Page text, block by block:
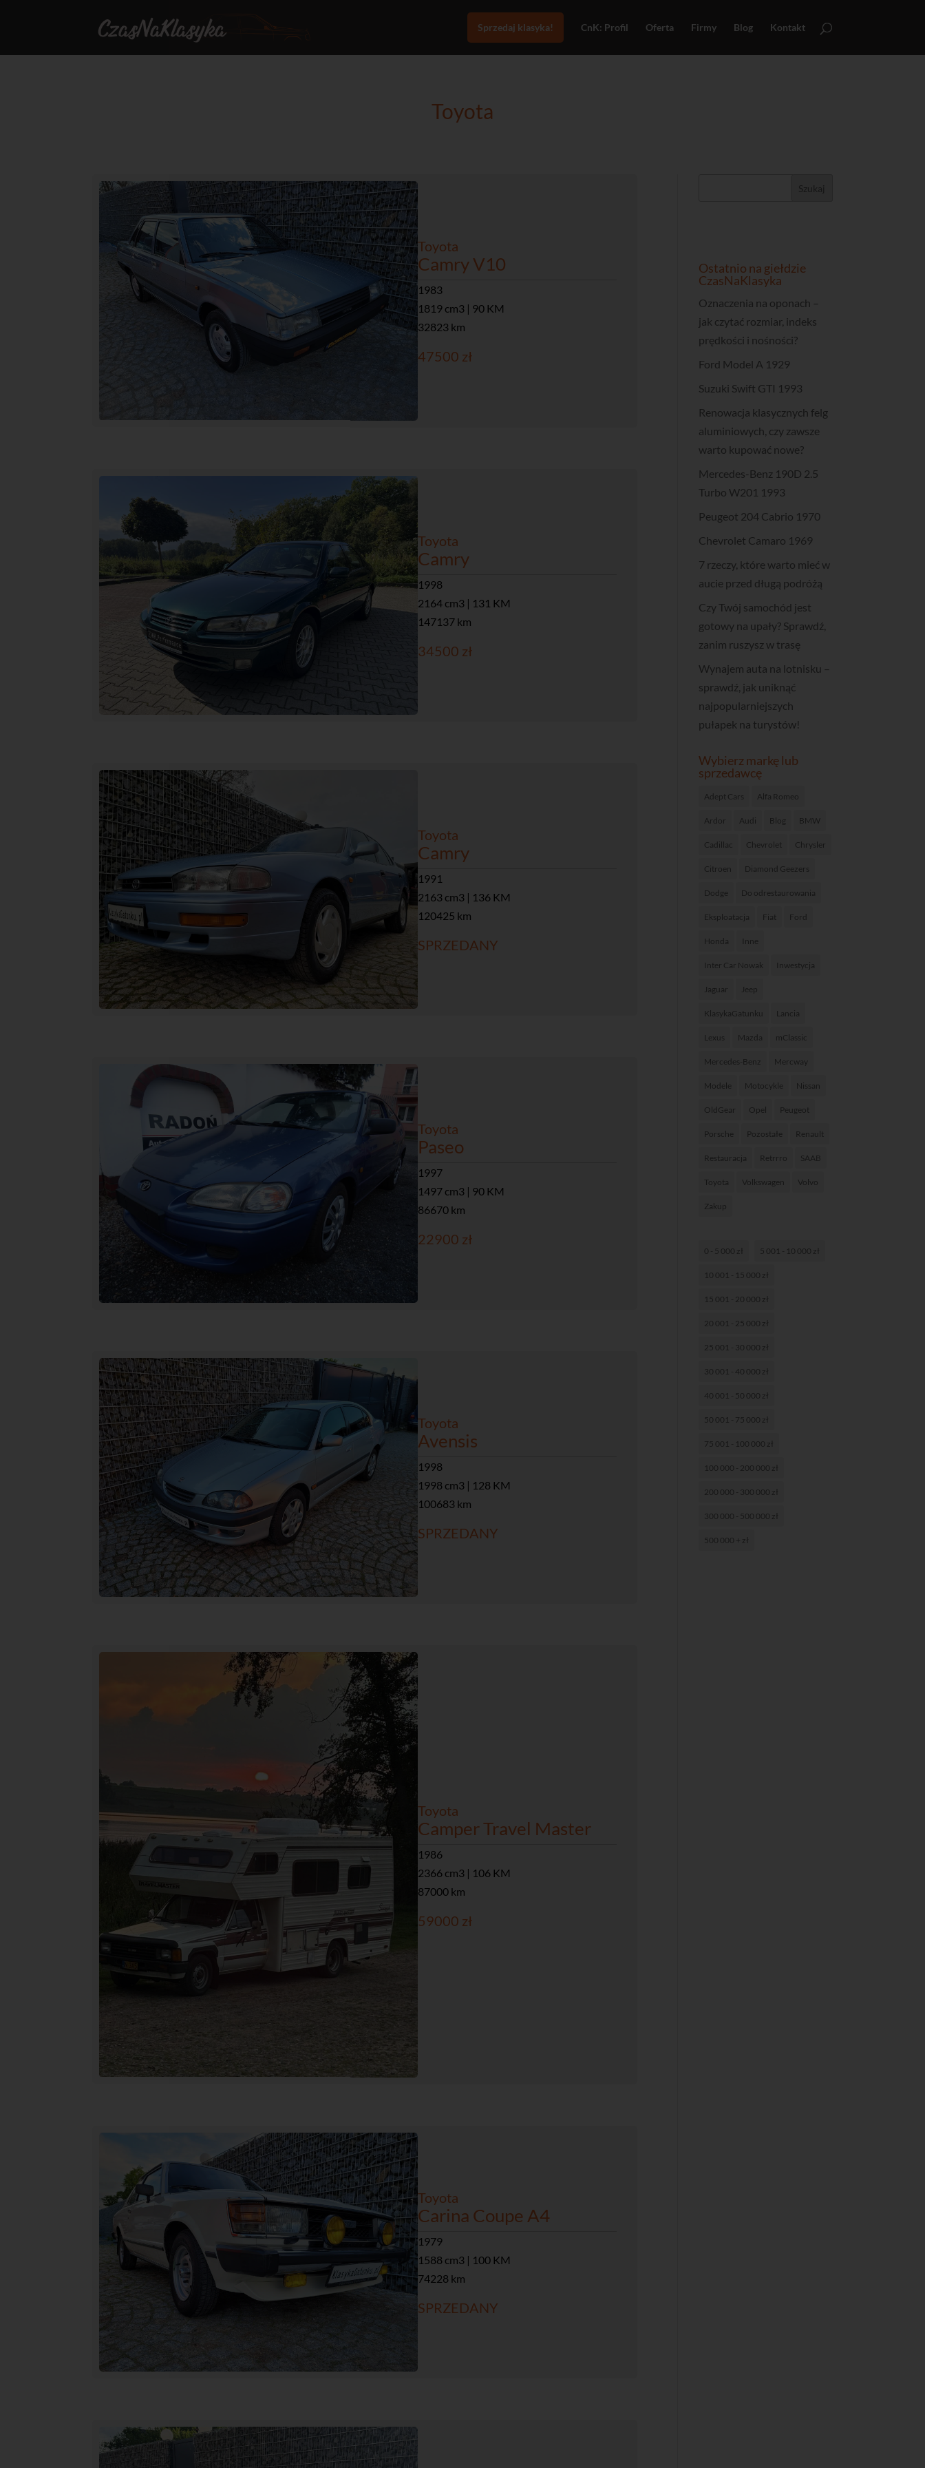
Sprzedaj klasyka! CnK: Profil Oferta Firmy Blog Kontakt
Toyota
Toyota
Camry V10
1983
1819 cm3 | 90 KM
32823 km
47500 zł
Toyota
Camry
1998
2164 cm3 | 131 KM
147137 km
34500 zł
Toyota
Camry
1991
2163 cm3 | 136 KM
120425 km
SPRZEDANY
Toyota
Paseo
1997
1497 cm3 | 90 KM
86670 km
22900 zł
Toyota
Avensis
1998
1998 cm3 | 128 KM
100683 km
SPRZEDANY
Toyota
Camper Travel Master
1986
2366 cm3 | 106 KM
87000 km
59000 zł
Toyota
Carina Coupe A4
1979
1588 cm3 | 100 KM
74228 km
SPRZEDANY
Ostatnio na giełdzie
CzasNaKlasyka
Oznaczenia na oponach –
jak czytać rozmiar, indeks
prędkości i nośności?
Ford Model A 1929
Suzuki Swift GTI 1993
Renowacja klasycznych felg
aluminiowych, czy zawsze
warto kupować nowe?
Mercedes-Benz 190D 2.5
Turbo W201 1993
Peugeot 204 Cabrio 1970
Chevrolet Camaro 1969
7 rzeczy, które warto mieć w
aucie przed długą podróżą
Czy Twój samochód jest
gotowy na upały? Sprawdź,
zanim ruszysz w trasę
Wynajem auta na lotnisku –
sprawdź, jak uniknąć
najpopularniejszych
pułapek na turystów!
Wybierz markę lub
sprzedawcę
Adept Cars Alfa Romeo
Ardor Audi Blog BMW
Cadillac Chevrolet Chrysler
Citroen Diamond Geezers
Dodge Do odrestaurowania
Eksploatacja Fiat Ford
Honda Inne
Inter Car Nowak Inwestycja
Jaguar Jeep
KlasykaGatunku Lancia
Lexus Mazda mClassic
Mercedes-Benz Mercway
Modele Motocykle Nissan
OldGear Opel Peugeot
Porsche Pozostałe Renault
Restauracja Retrrro SAAB
Toyota Volkswagen Volvo
Zakup
0 - 5 000 zł 5 001 - 10 000 zł
10 001 - 15 000 zł
15 001 - 20 000 zł
20 001 - 25 000 zł
25 001 - 30 000 zł
30 001 - 40 000 zł
40 001 - 50 000 zł
50 001 - 75 000 zł
75 001 - 100 000 zł
100 000 - 200 000 zł
200 000 - 300 000 zł
300 000 - 500 000 zł
500 000 + zł